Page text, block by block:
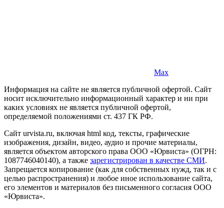
Max
Информация на сайте не является публичной офертой. Cайт
носит исключительно информационный характер и ни при
каких условиях не является публичной офертой,
определяемой положениями ст. 437 ГК РФ.
Сайт urvista.ru, включая html код, тексты, графические
изображения, дизайн, видео­, аудио­ и прочие материалы,
является объектом авторского права ООО «Юрвиста» (ОГРН:
1087746040140), а также зарегистрирован в качестве СМИ.
Запрещается копирование (как для собственных нужд, так и с
целью распространения) и любое иное использование сайта,
его элементов и материалов без письменного согласия ООО
«Юрвиста».